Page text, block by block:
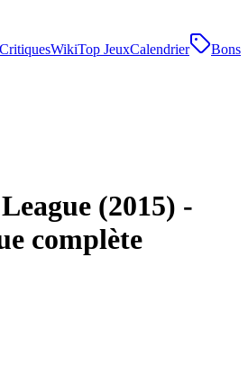
WikiTop JeuxCalendrier
Bons
(2015) -
complète